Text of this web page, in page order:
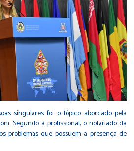
singulares foi o tópico abordado pela
Segundo a profissional, o notariado da
problemas que possuem a presença de